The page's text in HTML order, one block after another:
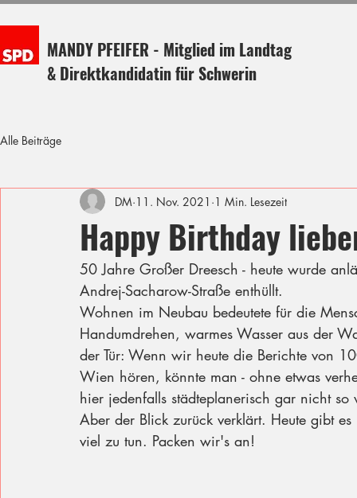
MANDY PFEIFER - Mitglied im Landtag
& Direktkandidatin für Schwerin
Alle Beiträge
Happy Birthday
DM 11. Nov. 2021 1 Min. Lesezeit
50 Jahre Großer Dreesch - heute wurde
Andrej-Sacharow-Straße enthüllt.
Wohnen im Neubau bedeutete für die
Handumdrehen, warmes Wasser aus der
der Tür: Wenn wir heute die Berichte von
Wien hören, könnte man - ohne etwas
hier jedenfalls städteplanerisch gar nicht so
Aber der Blick zurück verklärt. Heute gibt
viel zu tun. Packen wir's an!